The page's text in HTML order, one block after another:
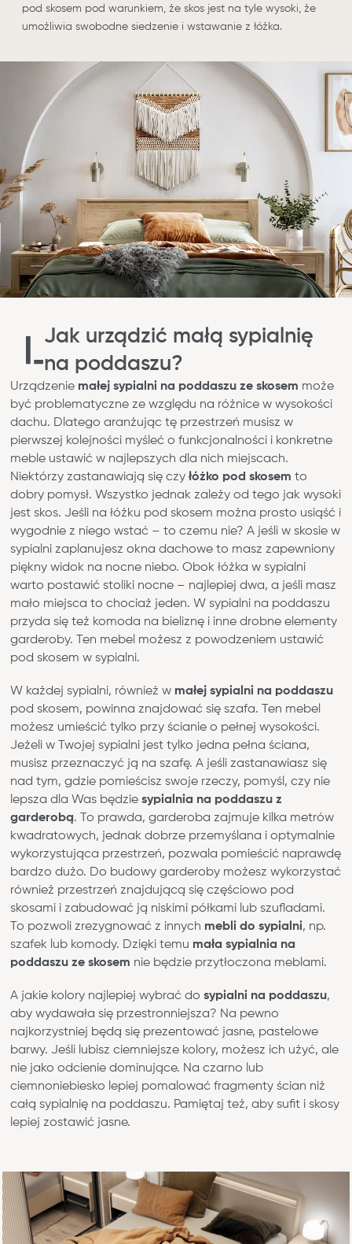
pod skosem pod warunkiem, że skos jest na tyle wysoki, że
umożliwia swobodne siedzenie i wstawanie z łóżka.
Jak urządzić małą sypialnię
na poddaszu?
Urządzenie małej sypialni na poddaszu ze skosem może
być problematyczne ze względu na różnice w wysokości
dachu. Dlatego aranżując tę przestrzeń musisz w
pierwszej kolejności myśleć o funkcjonalności i konkretne
meble ustawić w najlepszych dla nich miejscach.
Niektórzy zastanawiają się czy łóżko pod skosem to
dobry pomysł. Wszystko jednak zależy od tego jak wysoki
jest skos. Jeśli na łóżku pod skosem można prosto usiąść i
wygodnie z niego wstać – to czemu nie? A jeśli w skosie w
sypialni zaplanujesz okna dachowe to masz zapewniony
piękny widok na nocne niebo. Obok łóżka w sypialni
warto postawić stoliki nocne – najlepiej dwa, a jeśli masz
mało miejsca to chociaż jeden. W sypialni na poddaszu
przyda się też komoda na bieliznę i inne drobne elementy
garderoby. Ten mebel możesz z powodzeniem ustawić
pod skosem w sypialni.
W każdej sypialni, również w małej sypialni na poddaszu
pod skosem, powinna znajdować się szafa. Ten mebel
możesz umieścić tylko przy ścianie o pełnej wysokości.
Jeżeli w Twojej sypialni jest tylko jedna pełna ściana,
musisz przeznaczyć ją na szafę. A jeśli zastanawiasz się
nad tym, gdzie pomieścisz swoje rzeczy, pomyśl, czy nie
lepsza dla Was będzie sypialnia na poddaszu z
garderobą. To prawda, garderoba zajmuje kilka metrów
kwadratowych, jednak dobrze przemyślana i optymalnie
wykorzystująca przestrzeń, pozwala pomieścić naprawdę
bardzo dużo. Do budowy garderoby możesz wykorzystać
również przestrzeń znajdującą się częściowo pod
skosami i zabudować ją niskimi półkami lub szufladami.
To pozwoli zrezygnować z innych mebli do sypialni, np.
szafek lub komody. Dzięki temu mała sypialnia na
poddaszu ze skosem nie będzie przytłoczona meblami.
A jakie kolory najlepiej wybrać do sypialni na poddaszu,
aby wydawała się przestronniejsza? Na pewno
najkorzystniej będą się prezentować jasne, pastelowe
barwy. Jeśli lubisz ciemniejsze kolory, możesz ich użyć, ale
nie jako odcienie dominujące. Na czarno lub
ciemnoniebiesko lepiej pomalować fragmenty ścian niż
całą sypialnię na poddaszu. Pamiętaj też, aby sufit i skosy
lepiej zostawić jasne.